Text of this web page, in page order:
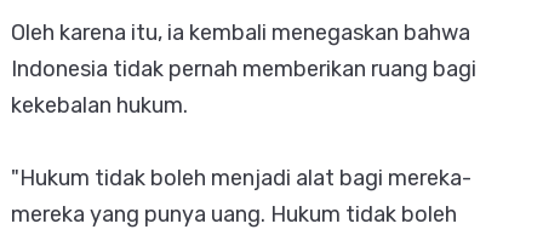
Oleh karena itu, ia kembali menegaskan bahwa
Indonesia tidak pernah memberikan ruang bagi
kekebalan hukum.
"Hukum tidak boleh menjadi alat bagi mereka-
mereka yang punya uang. Hukum tidak boleh